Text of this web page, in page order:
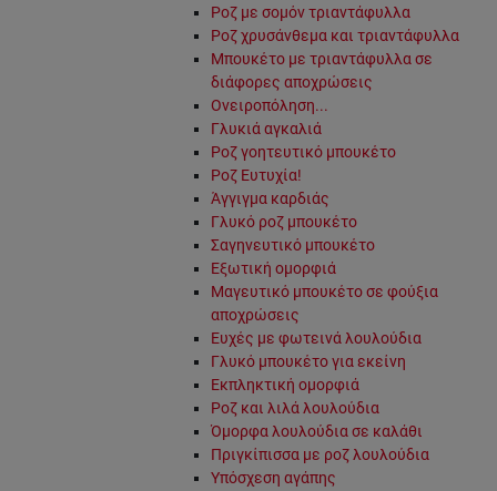
Ροζ με σομόν τριαντάφυλλα
Ροζ χρυσάνθεμα και τριαντάφυλλα
Μπουκέτο με τριαντάφυλλα σε
διάφορες αποχρώσεις
Ονειροπόληση...
Γλυκιά αγκαλιά
Ροζ γοητευτικό μπουκέτο
Ροζ Ευτυχία!
Άγγιγμα καρδιάς
Γλυκό ροζ μπουκέτο
Σαγηνευτικό μπουκέτο
Εξωτική ομορφιά
Μαγευτικό μπουκέτο σε φούξια
αποχρώσεις
Ευχές με φωτεινά λουλούδια
Γλυκό μπουκέτο για εκείνη
Εκπληκτική ομορφιά
Ροζ και λιλά λουλούδια
Όμορφα λουλούδια σε καλάθι
Πριγκίπισσα με ροζ λουλούδια
Υπόσχεση αγάπης